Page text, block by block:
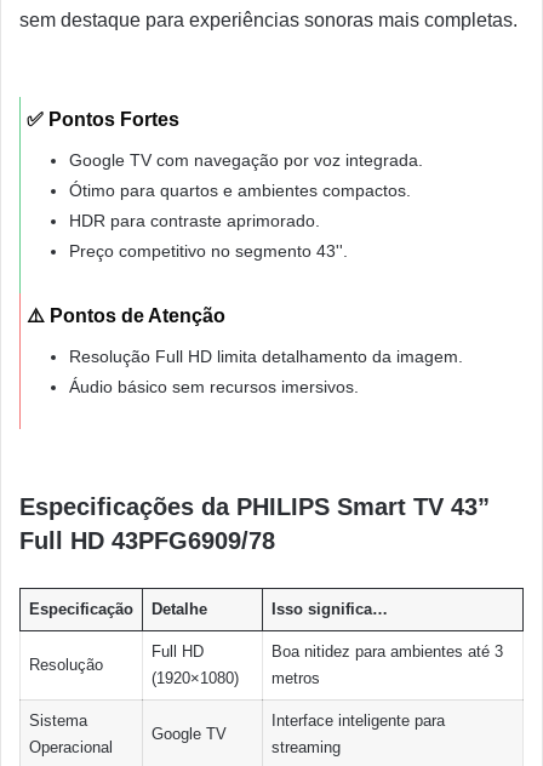
sem destaque para experiências sonoras mais completas.
✅ Pontos Fortes
Google TV com navegação por voz integrada.
Ótimo para quartos e ambientes compactos.
HDR para contraste aprimorado.
Preço competitivo no segmento 43''.
⚠️ Pontos de Atenção
Resolução Full HD limita detalhamento da imagem.
Áudio básico sem recursos imersivos.
Especificações da PHILIPS Smart TV 43”
Full HD 43PFG6909/78
Especificação Detalhe Isso significa…
Resolução
Full HD
(1920×1080)
Boa nitidez para ambientes até 3
metros
Sistema
Operacional
Google TV
Interface inteligente para
streaming